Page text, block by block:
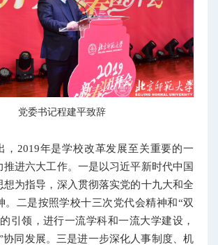
党委书记程建平致辞
，2019年是学校改革发展至关重要的一
推进六大工作。一是以习近平新时代中国
想为指导，深入贯彻落实党的十九大和全
。二是按照学校十三次党代会精神和“双
引领，进行一流学科和一流大学建设，
协同发展。三是进一步深化人事制度、机